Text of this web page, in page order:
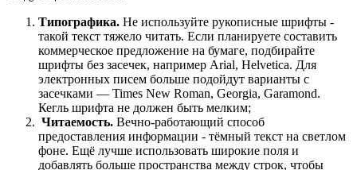
Типографика. Не используйте рукописные шрифты -
такой текст тяжело читать. Если планируете составить
коммерческое предложение на бумаге, подбирайте
шрифты без засечек, например Arial, Helvetica. Для
электронных писем больше подойдут варианты с
засечками — Times New Roman, Georgia, Garamond.
Кегль шрифта не должен быть мелким;
Читаемость. Вечно-работающий способ
предоставления информации - тёмный текст на светлом
фоне. Ещё лучше использовать широкие поля и
добавлять больше пространства между строк, чтобы